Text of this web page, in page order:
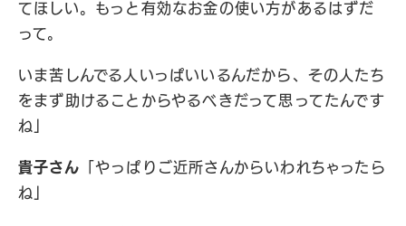
てほしい。もっと有効なお金の使い方があるはずだ
って。
いま苦しんでる人いっぱいいるんだから、その人たち
をまず助けることからやるべきだって思ってたんです
ね」
貴子さん 「やっぱりご近所さんからいわれちゃったら
ね」